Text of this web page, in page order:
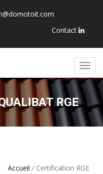
Contact
RGE
Accueil /Certification RGE